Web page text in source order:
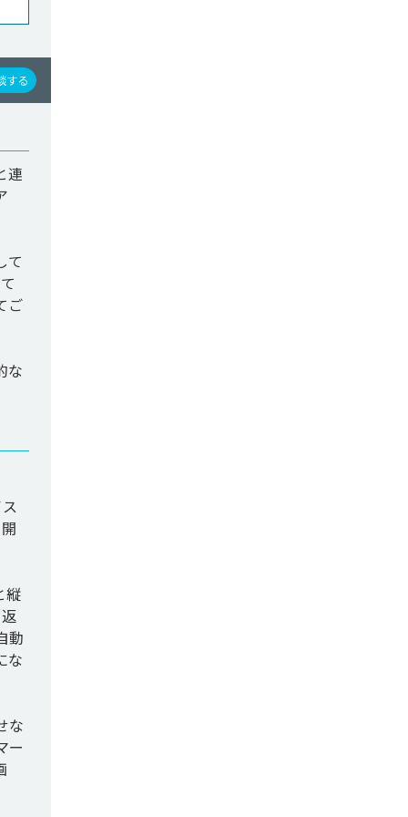
する
連
て
ご
な
縦
動
な
な
ー